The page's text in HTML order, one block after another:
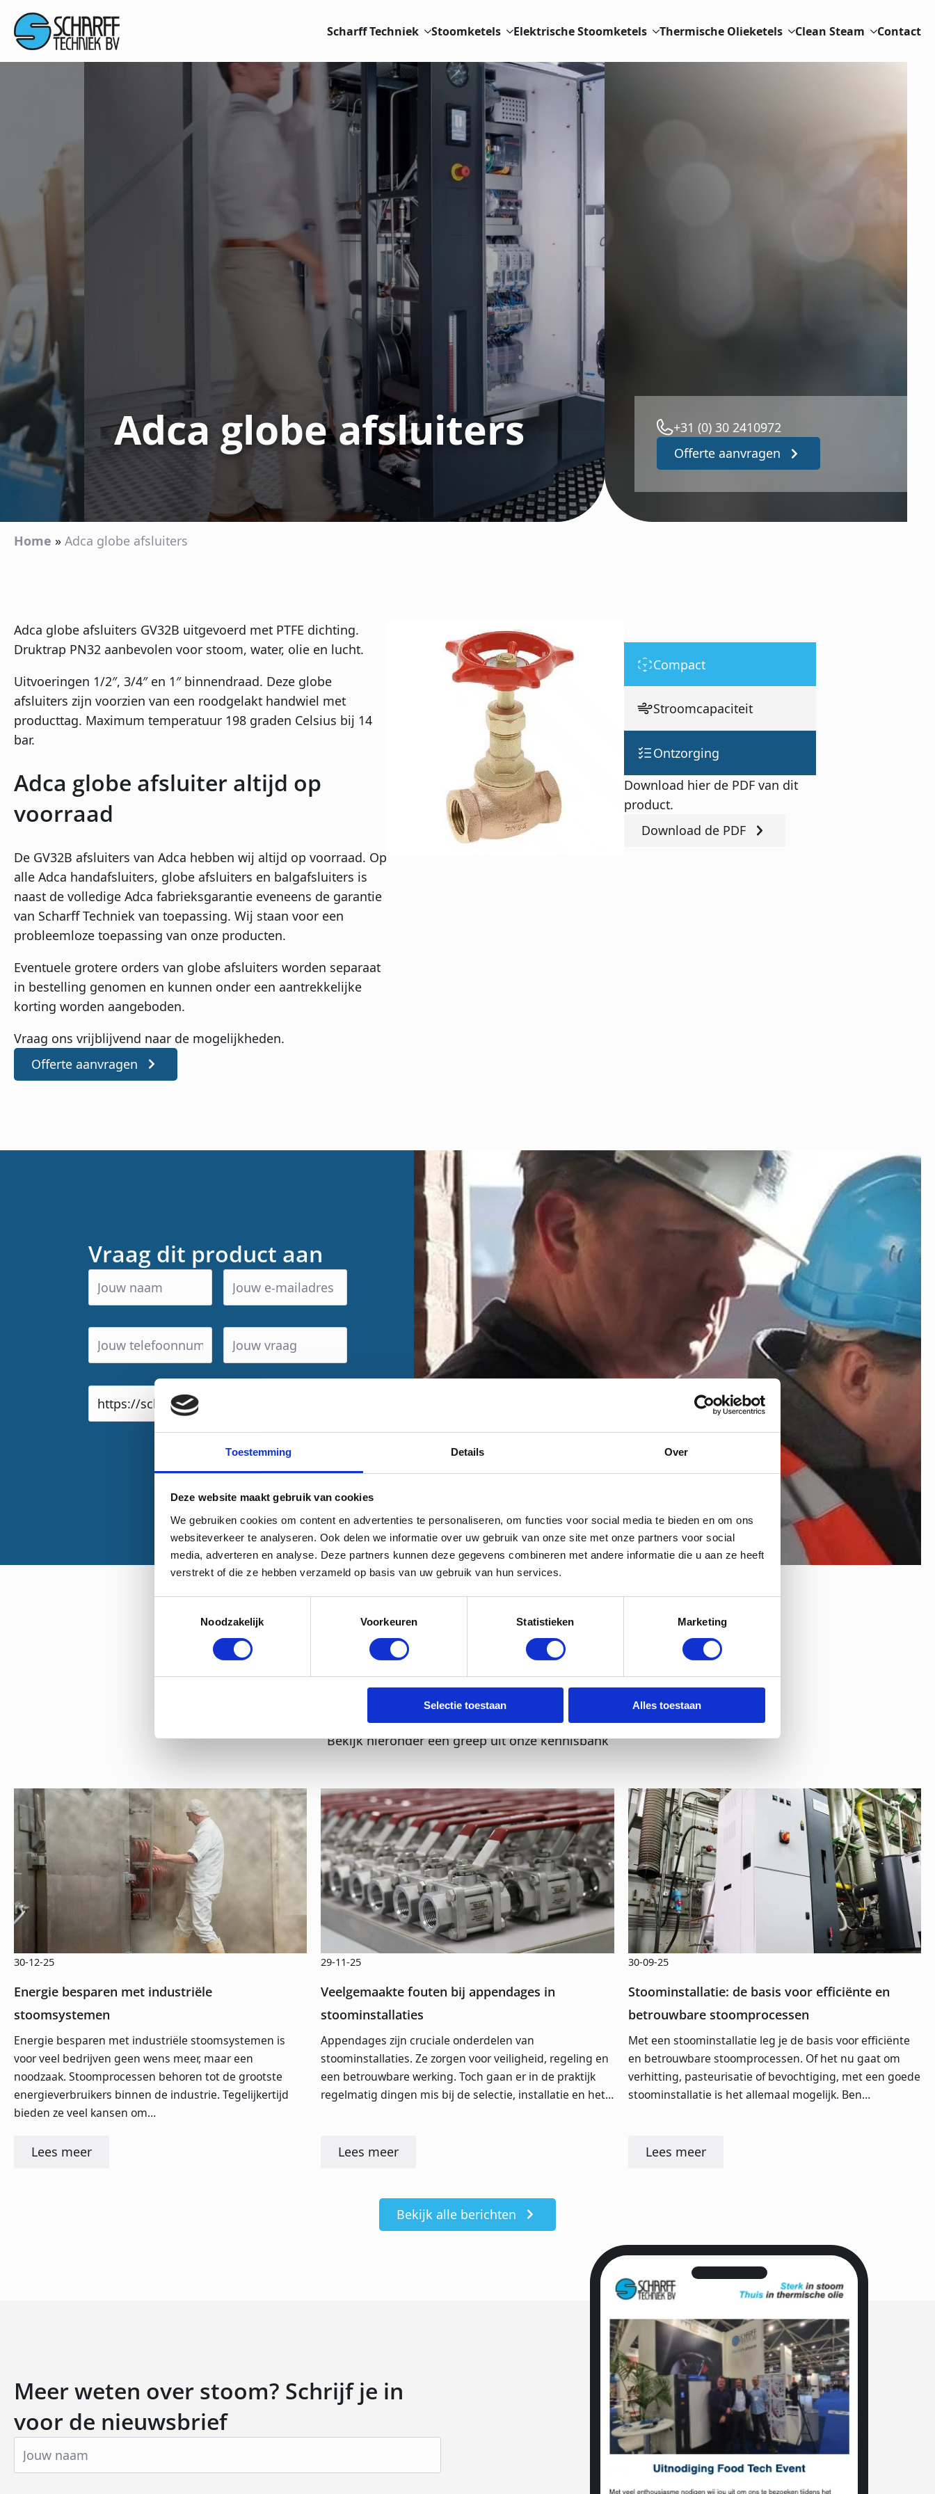
Toestemming Details Over
Deze website maakt gebruik van cookies
We gebruiken cookies om content en advertenties te personaliseren, om functies voor social media te bieden en om ons
websiteverkeer te analyseren. Ook delen we informatie over uw gebruik van onze site met onze partners voor social
media, adverteren en analyse. Deze partners kunnen deze gegevens combineren met andere informatie die u aan ze heeft
verstrekt of die ze hebben verzameld op basis van uw gebruik van hun services.
Noodzakelijk
Voorkeuren Statistieken Marketing
Selectie toestaan Alles toestaan
Scharff Techniek Stoomketels Elektrische Stoomketels Thermische Olieketels Clean Steam Contact
Adca globe afsluiters
+31 (0) 30 2410972
Offerte aanvragen
Home » Adca globe afsluiters
Adca globe afsluiters GV32B uitgevoerd met PTFE dichting.
Druktrap PN32 aanbevolen voor stoom, water, olie en lucht.
Uitvoeringen 1/2″, 3/4″ en 1″ binnendraad. Deze globe
afsluiters zijn voorzien van een roodgelakt handwiel met
producttag. Maximum temperatuur 198 graden Celsius bij 14
bar.
Adca globe afsluiter altijd op
voorraad
De GV32B afsluiters van Adca hebben wij altijd op voorraad. Op
alle Adca handafsluiters, globe afsluiters en balgafsluiters is
naast de volledige Adca fabrieksgarantie eveneens de garantie
van Scharff Techniek van toepassing. Wij staan voor een
probleemloze toepassing van onze producten.
Eventuele grotere orders van globe afsluiters worden separaat
in bestelling genomen en kunnen onder een aantrekkelijke
korting worden aangeboden.
Vraag ons vrijblijvend naar de mogelijkheden.
Offerte aanvragen
Compact
Stroomcapaciteit
Ontzorging
Download hier de PDF van dit
product.
Download de PDF
Vraag dit product aan
Product
url
Verzenden
Kennis waar je wat aan hebt
Bekijk hieronder een greep uit onze kennisbank
Energie besparen met industriële
stoomsystemen
30-12-25
Energie besparen met industriële stoomsystemen is
voor veel bedrijven geen wens meer, maar een
noodzaak. Stoomprocessen behoren tot de grootste
energieverbruikers binnen de industrie. Tegelijkertijd
bieden ze veel kansen om…
Lees meer
Veelgemaakte fouten bij appendages in
stoominstallaties
29-11-25
Appendages zijn cruciale onderdelen van
stoominstallaties. Ze zorgen voor veiligheid, regeling en
een betrouwbare werking. Toch gaan er in de praktijk
regelmatig dingen mis bij de selectie, installatie en het…
Lees meer
Stoominstallatie: de basis voor efficiënte en
betrouwbare stoomprocessen
30-09-25
Met een stoominstallatie leg je de basis voor efficiënte
en betrouwbare stoomprocessen. Of het nu gaat om
verhitting, pasteurisatie of bevochtiging, met een goede
stoominstallatie is het allemaal mogelijk. Ben…
Lees meer
Bekijk alle berichten
Meer weten over stoom? Schrijf je in
voor de nieuwsbrief